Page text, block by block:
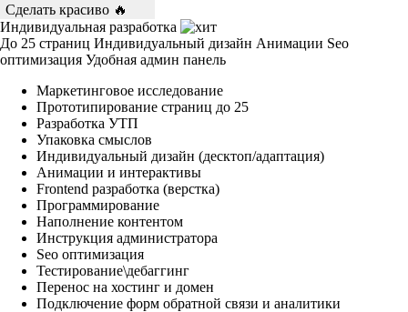
Сделать красиво 🔥
Индивидуальная разработка
До 25 страниц Индивидуальный дизайн Анимации Seo
оптимизация Удобная админ панель
Маркетинговое исследование
Прототипирование страниц до 25
Разработка УТП
Упаковка смыслов
Индивидуальный дизайн (десктоп/адаптация)
Анимации и интерактивы
Frontend разработка (верстка)
Программирование
Наполнение контентом
Инструкция администратора
Seo оптимизация
Тестирование\дебаггинг
Перенос на хостинг и домен
Подключение форм обратной связи и аналитики